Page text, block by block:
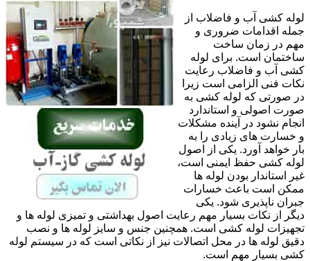
لوله کشی آب و فاضلاب از
جمله اقدامات ضروری و
مهم در زمان ساخت
ساختمان است. برای لوله
کشی آب و فاضلاب رعایت
نکات فنی الزامی است زیرا
در صورتی که لوله کشی به
صورت اصولی و استاندارد
انجام نشود در آینده مشکلات
و خسارت های زیادی را به
بار خواهد آورد. یکی از اصول
لوله کشی حفظ ایمنی است،
غیر استاندار بودن لوله ها
ممکن است باعث خسارات
جبران ناپذیری شود. یکی
دیگر از نکات بسیار مهم رعایت اصول بهداشتی و تمیزی لوله ها و
تجهیزات لوله کشی است. همچنین جنس و سایز لوله ها و نصب
دقیق لوله ها در محل اتصالات نیز از نکاتی است که در سیستم لوله
کشی بسیار مهم است.